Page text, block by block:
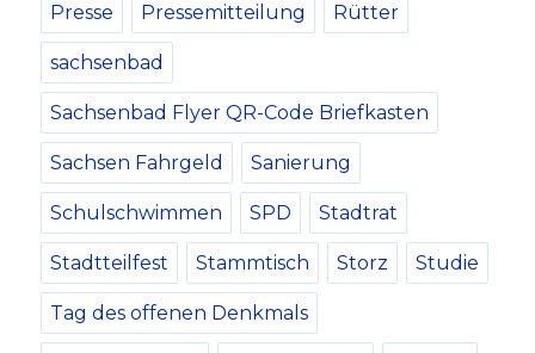
Presse Pressemitteilung Rütter
sachsenbad
Sachsenbad Flyer QR-Code Briefkasten
Sachsen Fahrgeld Sanierung
Schulschwimmen SPD Stadtrat
Stadtteilfest Stammtisch Storz Studie
Tag des offenen Denkmals